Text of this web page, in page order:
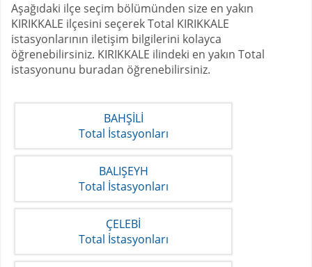
Aşağıdaki ilçe seçim bölümünden size en yakın
KIRIKKALE ilçesini seçerek Total KIRIKKALE
istasyonlarının iletişim bilgilerini kolayca
öğrenebilirsiniz. KIRIKKALE ilindeki en yakın Total
istasyonunu buradan öğrenebilirsiniz.
BAHŞİLİ
Total İstasyonları
BALIŞEYH
Total İstasyonları
ÇELEBİ
Total İstasyonları